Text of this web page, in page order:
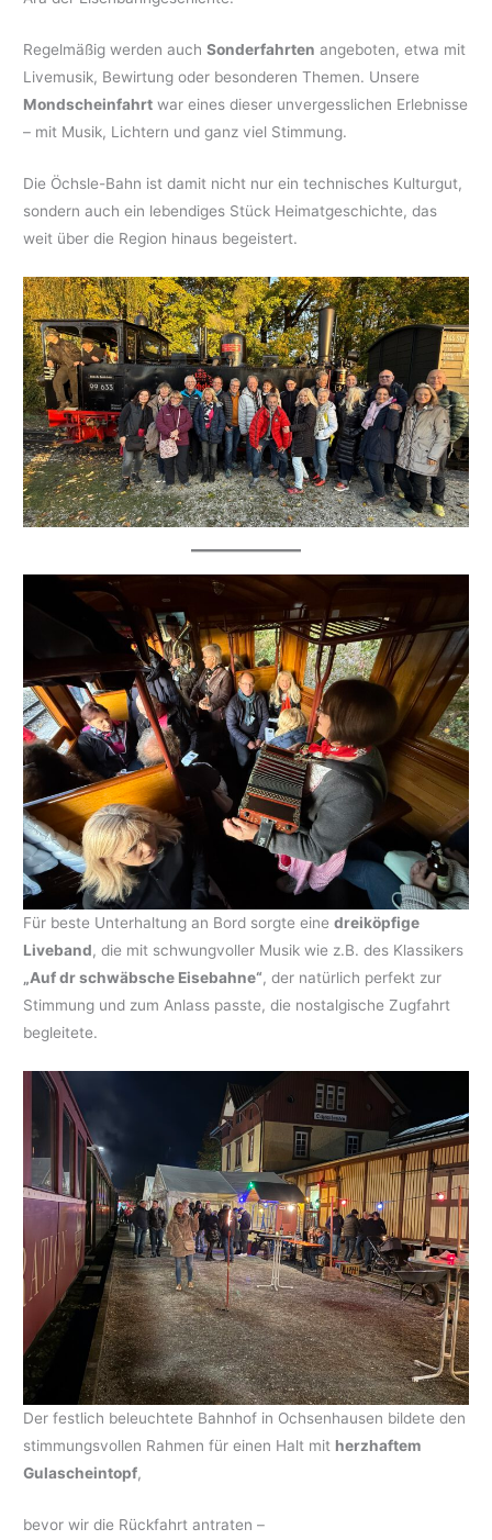
Regelmäßig werden auchSonderfahrten angeboten, etwa mit
Livemusik, Bewirtung oder besonderen Themen. Unsere
Mondscheinfahrt war eines dieser unvergesslichen Erlebnisse
– mit Musik, Lichtern und ganz viel Stimmung.
Die Öchsle-Bahn ist damit nicht nur ein technisches Kulturgut,
sondern auch ein lebendiges Stück Heimatgeschichte, das
weit über die Region hinaus begeistert.
Für beste Unterhaltung an Bord sorgte einedreiköpfige
Liveband, die mit schwungvoller Musik wie z.B. des Klassikers
„Auf dr schwäbsche Eisebahne“, der natürlich perfekt zur
Stimmung und zum Anlass passte, die nostalgische Zugfahrt
begleitete.
Der festlich beleuchtete Bahnhof in Ochsenhausen bildete den
stimmungsvollen Rahmen für einen Halt mit herzhaftem
Gulascheintopf,
bevor wir die Rückfahrt antraten –